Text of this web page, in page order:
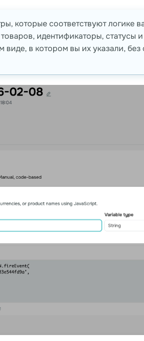
которые соответствуют логике
идентификаторы, статусы
в котором вы их указали, без